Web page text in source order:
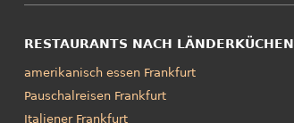
RESTAURANTS NACH LÄNDERKÜCHEN
amerikanisch essen Frankfurt
Pauschalreisen Frankfurt
Italiener Frankfurt